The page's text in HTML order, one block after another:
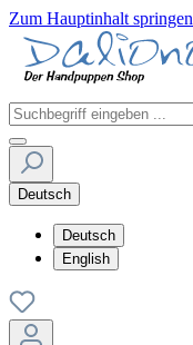
Zum Hauptinhalt springen
Deutsch
Deutsch
English